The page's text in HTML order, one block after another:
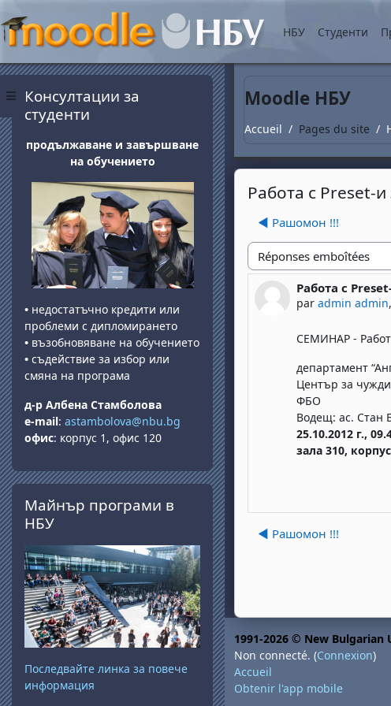
Panneau latéral
НБУ Студенти
Moodle НБУ
Accueil Pages du site
Работа с Preset-
◀︎ Рашомон !!!
Type d'affichage
Работа с
par admin admin,
Nombre de
СЕМИНАР -
департамент
Център за
ФБО
Водещ: ас. Стан
25.10.2012 г.,
зала 310,
◀︎ Рашомон !!!
Blocs
Консултации за
студенти
продължаване и завършване
на обучението
• недостатъчно кредити или
проблеми с дипломирането
• възобновяване на обучението
• съдействие за избор или
смяна на програма
д-р Албена Стамболова
e-mail: astambolova@nbu.bg
офис: корпус 1, офис 120
Passer Майнър програми в НБУ
Майнър програми в
НБУ
Последвайте линка за повече
информация
1991-2026 © New Bulgarian
Non connecté. (Connexion)
Accueil
Obtenir l'app mobile